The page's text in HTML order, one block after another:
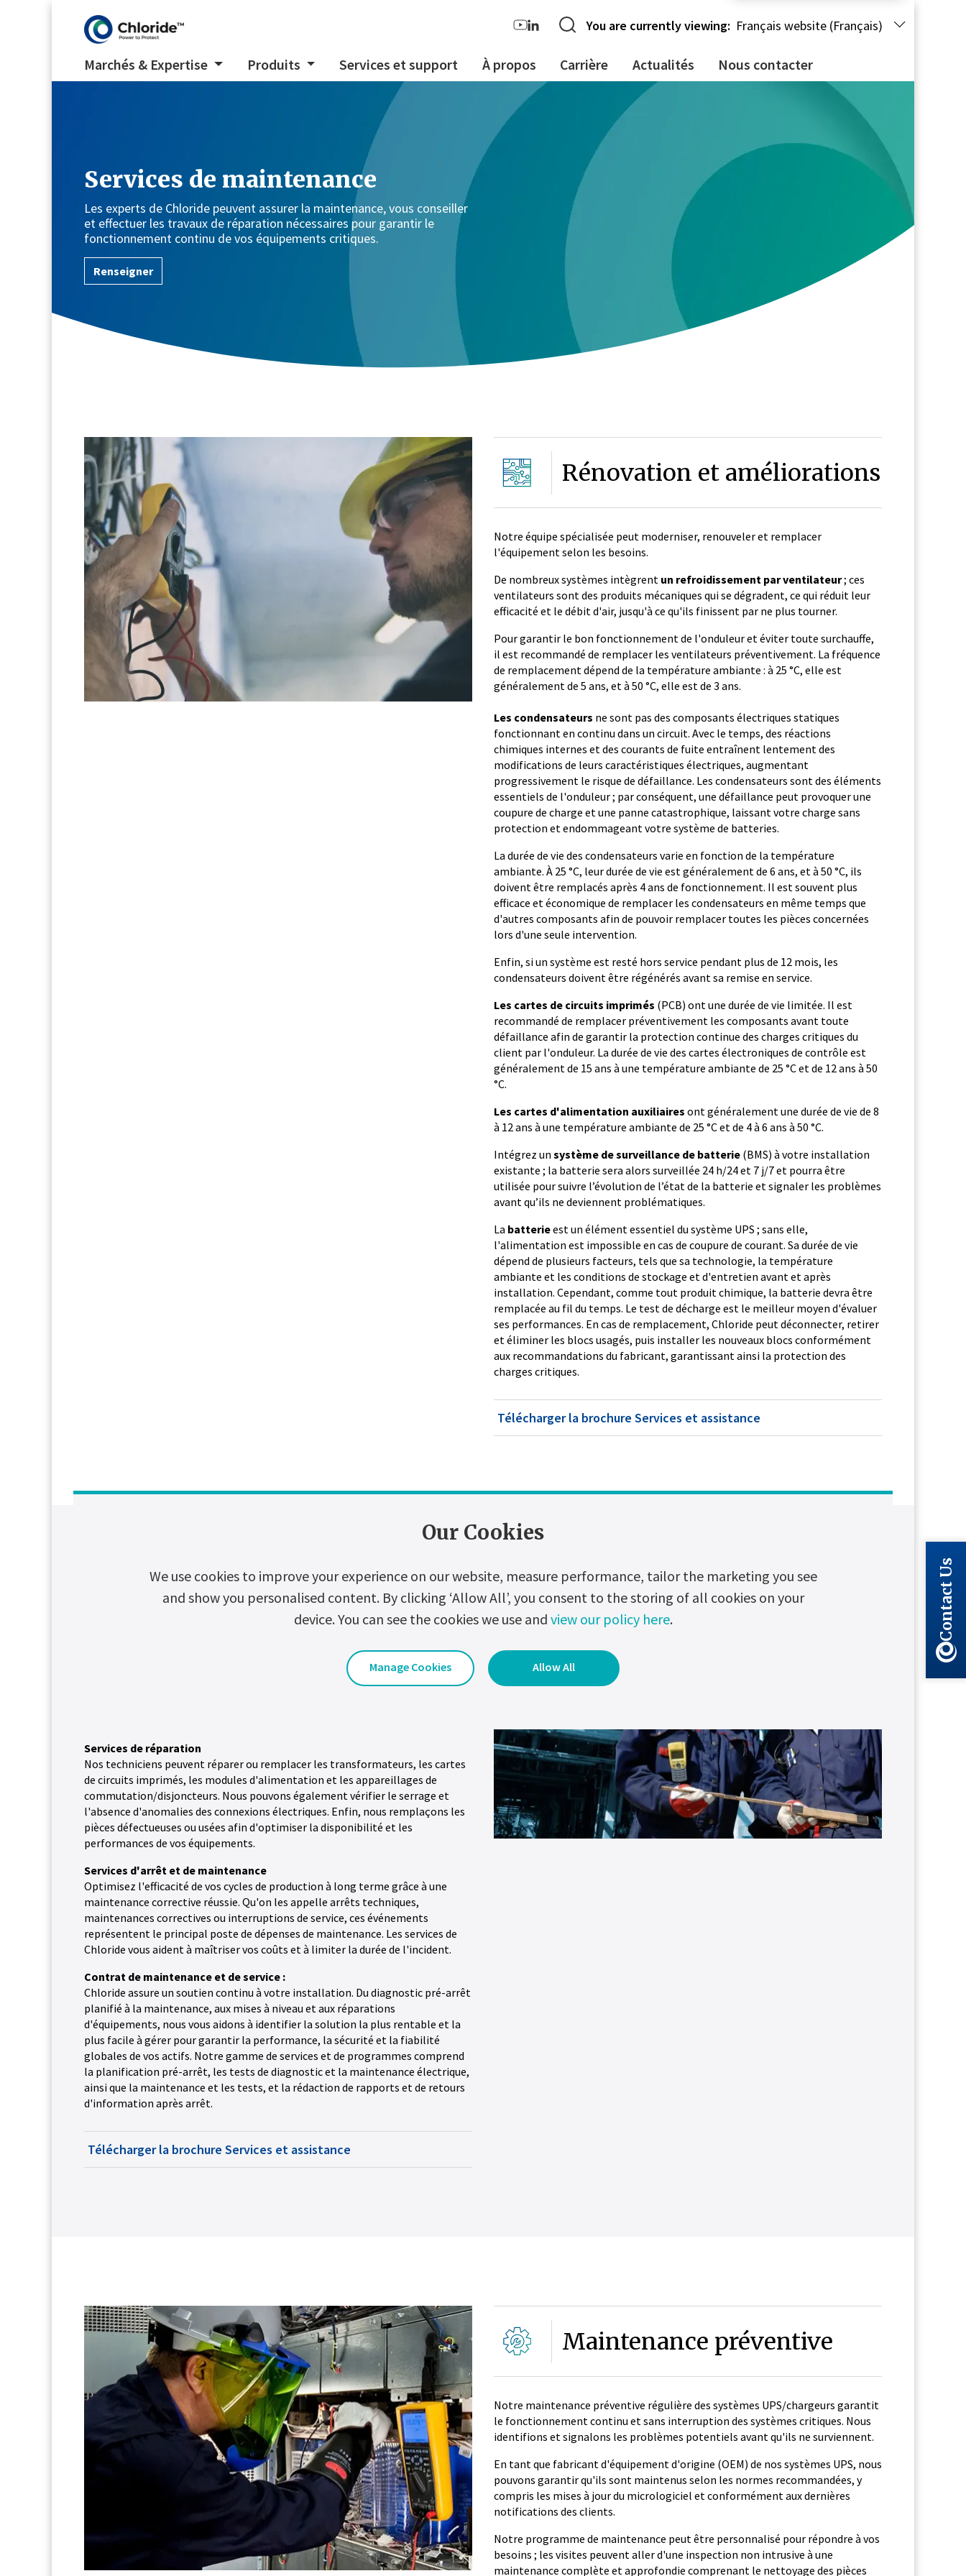
Marchés & Expertise Produits Services et support À propos Carrière Actualités Nous contacter
You are currently viewing: Français website (Français)
Services de maintenance
Les experts de Chloride peuvent assurer la maintenance, vous conseiller
et effectuer les travaux de réparation nécessaires pour garantir le
fonctionnement continu de vos équipements critiques.
Renseigner
Rénovation et améliorations
Notre équipe spécialisée peut moderniser, renouveler et remplacer
l'équipement selon les besoins.
De nombreux systèmes intègrent un refroidissement par ventilateur; ces
ventilateurs sont des produits mécaniques qui se dégradent, ce qui réduit leur
efficacité et le débit d'air, jusqu'à ce qu'ils finissent par ne plus tourner.
Pour garantir le bon fonctionnement de l'onduleur et éviter toute surchauffe,
il est recommandé de remplacer les ventilateurs préventivement. La fréquence
de remplacement dépend de la température ambiante : à 25 °C, elle est
généralement de 5 ans, et à 50 °C, elle est de 3 ans.
Les condensateurs ne sont pas des composants électriques statiques
fonctionnant en continu dans un circuit. Avec le temps, des réactions
chimiques internes et des courants de fuite entraînent lentement des
modifications de leurs caractéristiques électriques, augmentant
progressivement le risque de défaillance. Les condensateurs sont des éléments
essentiels de l'onduleur ; par conséquent, une défaillance peut provoquer une
coupure de charge et une panne catastrophique, laissant votre charge sans
protection et endommageant votre système de batteries.
La durée de vie des condensateurs varie en fonction de la température
ambiante. À 25 °C, leur durée de vie est généralement de 6 ans, et à 50 °C, ils
doivent être remplacés après 4 ans de fonctionnement. Il est souvent plus
efficace et économique de remplacer les condensateurs en même temps que
d'autres composants afin de pouvoir remplacer toutes les pièces concernées
lors d'une seule intervention.
Enfin, si un système est resté hors service pendant plus de 12 mois, les
condensateurs doivent être régénérés avant sa remise en service.
Les cartes de circuits imprimés (PCB) ont une durée de vie limitée. Il est
recommandé de remplacer préventivement les composants avant toute
défaillance afin de garantir la protection continue des charges critiques du
client par l'onduleur. La durée de vie des cartes électroniques de contrôle est
généralement de 15 ans à une température ambiante de 25 °C et de 12 ans à 50
°C.
Les cartes d'alimentation auxiliaires ont généralement une durée de vie de 8
à 12 ans à une température ambiante de 25 °C et de 4 à 6 ans à 50 °C.
Intégrez un système de surveillance de batterie (BMS) à votre installation
existante ; la batterie sera alors surveillée 24 h/24 et 7 j/7 et pourra être
utilisée pour suivre l’évolution de l’état de la batterie et signaler les problèmes
avant qu’ils ne deviennent problématiques.
La batterieest un élément essentiel du système UPS ; sans elle,
l'alimentation est impossible en cas de coupure de courant. Sa durée de vie
dépend de plusieurs facteurs, tels que sa technologie, la température
ambiante et les conditions de stockage et d'entretien avant et après
installation. Cependant, comme tout produit chimique, la batterie devra être
remplacée au fil du temps. Le test de décharge est le meilleur moyen d'évaluer
ses performances. En cas de remplacement, Chloride peut déconnecter, retirer
et éliminer les blocs usagés, puis installer les nouveaux blocs conformément
aux recommandations du fabricant, garantissant ainsi la protection des
charges critiques.
Télécharger la brochure Services et assistance
Travaux de réparation
Prolongez la durée de vie et optimisez les performances de votre équipement.
Une panne d'équipement électrique peut coûter des millions. Les techniciens
Services de réparation
Nos techniciens peuvent réparer ou remplacer les transformateurs, les cartes
de circuits imprimés, les modules d'alimentation et les appareillages de
commutation/disjoncteurs. Nous pouvons également vérifier le serrage et
l'absence d'anomalies des connexions électriques. Enfin, nous remplaçons les
pièces défectueuses ou usées afin d'optimiser la disponibilité et les
performances de vos équipements.
Services d'arrêt et de maintenance
Optimisez l'efficacité de vos cycles de production à long terme grâce à une
maintenance corrective réussie. Qu'on les appelle arrêts techniques,
maintenances correctives ou interruptions de service, ces événements
représentent le principal poste de dépenses de maintenance. Les services de
Chloride vous aident à maîtriser vos coûts et à limiter la durée de l'incident.
Contrat de maintenance et de service :
Chloride assure un soutien continu à votre installation. Du diagnostic pré-arrêt
planifié à la maintenance, aux mises à niveau et aux réparations
d'équipements, nous vous aidons à identifier la solution la plus rentable et la
plus facile à gérer pour garantir la performance, la sécurité et la fiabilité
globales de vos actifs. Notre gamme de services et de programmes comprend
la planification pré-arrêt, les tests de diagnostic et la maintenance électrique,
ainsi que la maintenance et les tests, et la rédaction de rapports et de retours
d'information après arrêt.
Télécharger la brochure Services et assistance
Maintenance préventive
Notre maintenance préventive régulière des systèmes UPS/chargeurs garantit
le fonctionnement continu et sans interruption des systèmes critiques. Nous
identifions et signalons les problèmes potentiels avant qu'ils ne surviennent.
En tant que fabricant d'équipement d'origine (OEM) de nos systèmes UPS, nous
pouvons garantir qu'ils sont maintenus selon les normes recommandées, y
compris les mises à jour du micrologiciel et conformément aux dernières
notifications des clients.
Notre programme de maintenance peut être personnalisé pour répondre à vos
besoins ; les visites peuvent aller d'une inspection non intrusive à une
maintenance complète et approfondie comprenant le nettoyage des pièces
Contact Us
Our Cookies
We use cookies to improve your experience on our website, measure performance, tailor the marketing you see
and show you personalised content. By clicking ‘Allow All’, you consent to the storing of all cookies on your
device. You can see the cookies we use and view our policy here.
Manage Cookies Allow All